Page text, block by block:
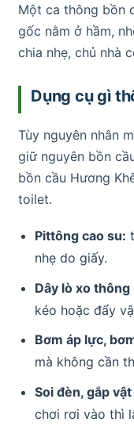
Một ca thông bồn
gốc nằm ở hầm,
chia nhẹ, chủ nhà
Dụng cụ gì
Tùy nguyên nhân
giữ nguyên bồn
bồn cầu Hương
toilet.
Pittông cao su:
nhẹ do giấy.
Dây lò xo thông
kéo hoặc đẩy
Bơm áp lực,
mà không cần
Soi đèn, gắp
chơi rơi vào thì